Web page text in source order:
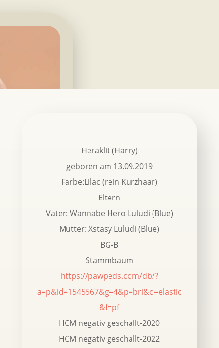
Heraklit (Harry)
geboren am 13.09.2019
Farbe:Lilac (rein Kurzhaar)
Eltern
Vater: Wannabe Hero Luludi (Blue)
Mutter: Xstasy Luludi (Blue)
BG-B
Stammbaum
https://pawpeds.com/db/?
a=p&id=1545567&g=4&p=bri&o=elastic
&f=pf
HCM negativ geschallt-2020
HCM negativ geschallt-2022